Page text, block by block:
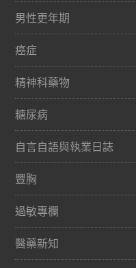
男性更年期
癌症
精神科藥物
糖尿病
自言自語與執業日誌
豐胸
過敏專欄
醫藥新知